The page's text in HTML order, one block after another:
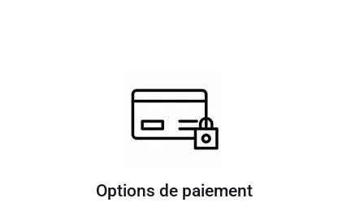
Options de paiement